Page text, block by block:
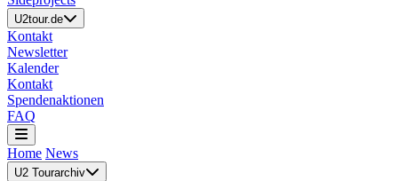
U2tour.de
Kontakt
Newsletter
Kalender
Kontakt
Spendenaktionen
FAQ
Home News
U2 Tourarchiv